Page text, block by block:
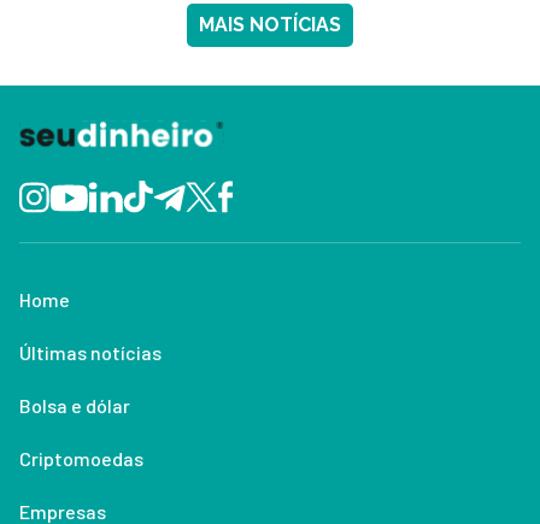
MAIS NOTÍCIAS
Home
Últimas notícias
Bolsa e dólar
Criptomoedas
Empresas